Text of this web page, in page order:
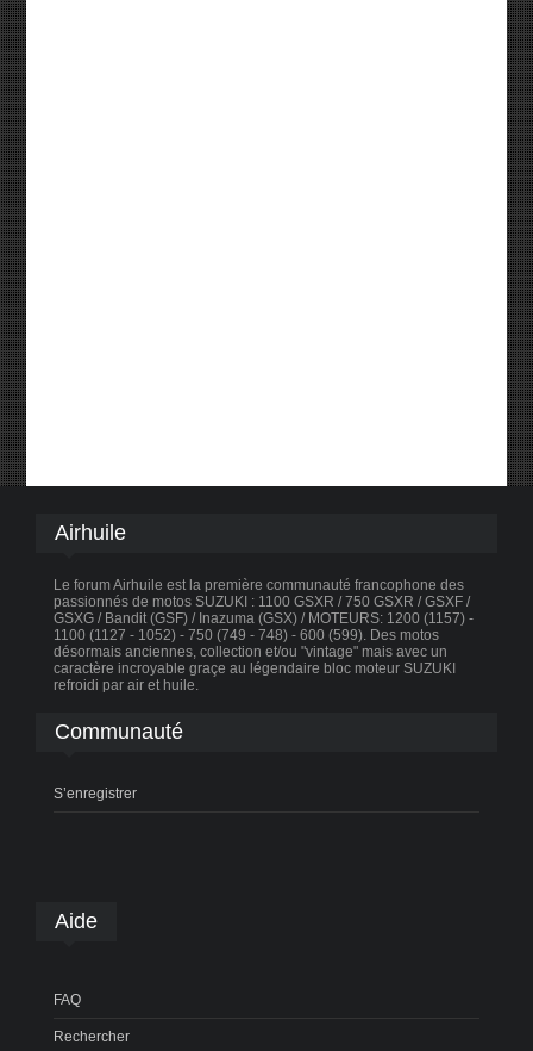
Airhuile
Le forum Airhuile est la première communauté francophone des
passionnés de motos SUZUKI : 1100 GSXR / 750 GSXR / GSXF /
GSXG / Bandit (GSF) / Inazuma (GSX) / MOTEURS: 1200 (1157) -
1100 (1127 - 1052) - 750 (749 - 748) - 600 (599). Des motos
désormais anciennes, collection et/ou "vintage" mais avec un
caractère incroyable graçe au légendaire bloc moteur SUZUKI
refroidi par air et huile.
Communauté
S’enregistrer
Aide
FAQ
Rechercher